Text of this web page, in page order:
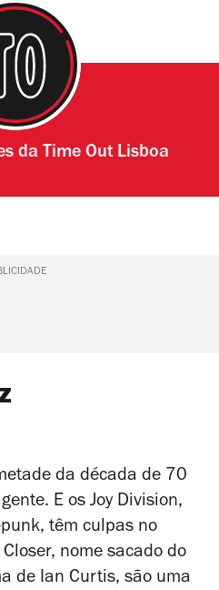
da Time Out Lisboa
da década de 70
E os Joy Division,
têm culpas no
nome sacado do
de Ian Curtis, são uma